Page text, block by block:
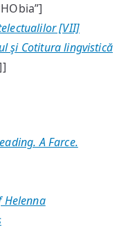
[VII]
şi Cotitura lingvistică
A Farce.
Helenna